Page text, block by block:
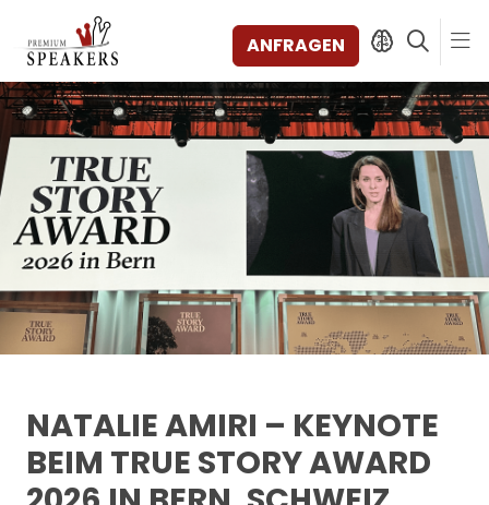
ANFRAGEN
SPEAKERS
THEMEN
ENTDECKEN
SHORTS
VIDEOS
BÜCHER
KATEGORIEN
BACKSTAGE
AGENTUR
KONTAKT & STANDORTE
NATALIE AMIRI – KEYNOTE
BEIM TRUE STORY AWARD